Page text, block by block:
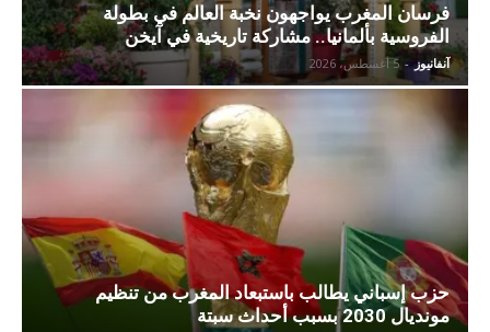
فرسان المغرب يواجهون نخبة العالم في بطولة
الفروسية بألمانيا.. مشاركة تاريخية في آيخن
آنفانيوز - 5 أغسطس، 2026
حزب إسباني يطالب باستبعاد المغرب من تنظيم
مونديال 2030 بسبب أحداث سبتة